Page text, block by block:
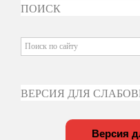
ПОИСК
ВЕРСИЯ ДЛЯ
Версия